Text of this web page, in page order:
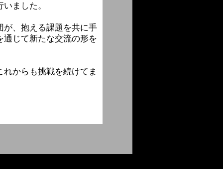
ました。
が、抱える課題を共に手
通じて新たな交流の形を
からも挑戦を続けてま